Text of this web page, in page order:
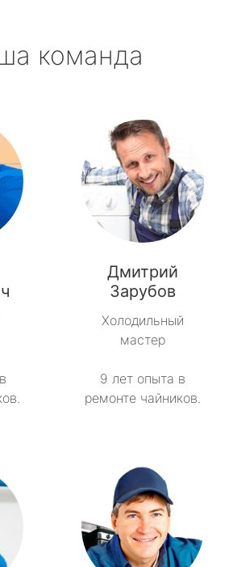
команда
Дмитрий
Зарубов
Холодильный
мастер
9 лет опыта в
ремонте чайников.